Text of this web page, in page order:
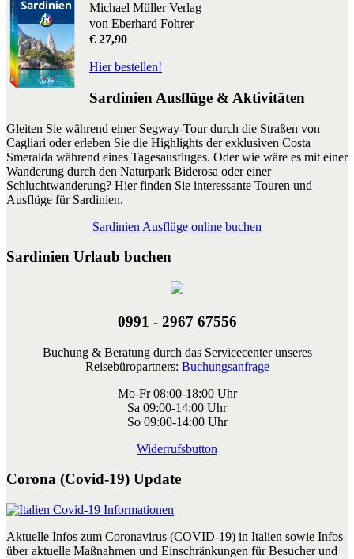
Michael Müller Verlag
von Eberhard Fohrer
€ 27,90
Hier bestellen!
Sardinien Ausflüge & Aktivitäten
Gleiten Sie während einer Segway-Tour durch die Straßen von
Cagliari oder erleben Sie die Highlights der exklusiven Costa
Smeralda während eines Tagesausfluges. Oder wie wäre es mit einer
Wanderung durch den Naturpark Biderosa oder einer
Schluchtwanderung? Hier finden Sie interessante Touren und
Ausflüge für Sardinien.
Sardinien Ausflüge online buchen
Sardinien Urlaub buchen
0991 - 2967 67556
Buchung & Beratung durch das Servicecenter unseres
Reisebüropartners: Buchungsanfrage
Mo-Fr 08:00-18:00 Uhr
Sa 09:00-14:00 Uhr
So 09:00-14:00 Uhr
Widerrufsbutton
Corona (Covid-19) Update
Aktuelle Infos zum Coronavirus (COVID-19) in Italien sowie Infos
über aktuelle Maßnahmen und Einschränkungen für Besucher und